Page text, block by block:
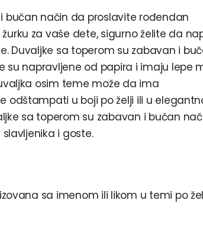
bučan način da proslavite rođendan
za vaše dete, sigurno želite da
Duvaljke sa toperom su zabavan i
su napravljene od papira i imaju lepe
osim teme može da ima
odštampati u boji po želji ili u
sa toperom su zabavan i bučan
i goste.
sa imenom ili likom u temi po